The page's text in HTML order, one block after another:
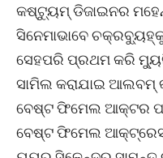
କଷ୍ଟ୍ୟୁମ୍ ଡିଜାଇନର
ସିନେମାଭାବେ
ସେହପରି ପ୍ରଥମ କରି
ସାମିଲ କରାଯାଇ
ବେଷ୍ଟ ଫିମେଲ ଆକ୍ଟର
ବେଷ୍ଟ ଫିମେଲ